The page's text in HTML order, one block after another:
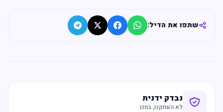
שתפו את הדיל:
נבדק ידנית
לא העתקנו, בחנו